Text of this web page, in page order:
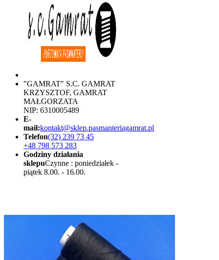
"GAMRAT" S.C. GAMRAT
KRZYSZTOF, GAMRAT
MAŁGORZATA
NIP: 6310005489
E-
mail:kontakt@sklep.pasmanteriagamrat.pl
Telefon(32) 239 73 45
+48 798 573 283
Godziny działania
sklepuCzynne : poniedziałek -
piątek 8.00. - 16.00.